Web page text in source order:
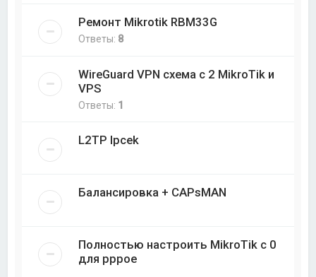
Ремонт Mikrotik RBM33G
Ответы: 8
WireGuard VPN схема с 2 MikroTik и
VPS
Ответы: 1
L2TP Ipcek
Балансировка + CAPsMAN
Полностью настроить MikroTik с 0
для pppoe